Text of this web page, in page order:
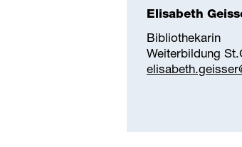
Elisabeth
Bibliothekarin
Weiterbildung